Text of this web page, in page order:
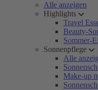
Alle anzeigen
Highlights
Travel
Beauty-
Sommer-
Sonnenpflege
Alle
Make-up